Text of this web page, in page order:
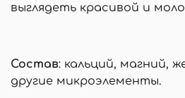
выглядеть красивой и
Состав: кальций, магний,
другие микроэлементы.